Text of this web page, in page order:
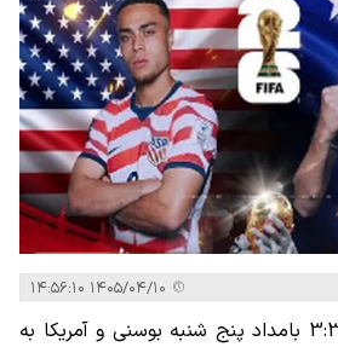
ساعت 3:30 بامداد پنج شنبه بوسنی و آمریکا به